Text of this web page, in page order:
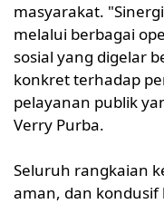
masyarakat.
melalui berbagai
sosial yang digelar
konkret terhadap
pelayanan publik
Verry Purba.
Seluruh rangkaian
aman, dan kondusif